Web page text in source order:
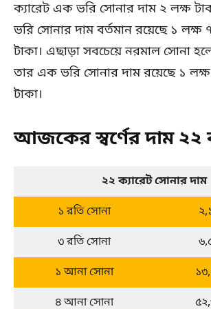
ক্যারেট এক ভরি সোনার দাম ২ লক্ষ
ভরি সোনার দাম বর্তমান রয়েছে ১ লক্ষ
টাকা। এছাড়া সবচেয়ে নরমাল সোনা
তার এক ভরি সোনার দাম রয়েছে ১
টাকা।
আজকের স্বর্ণের দাম ২২
২২ ক্যারেট সোনার দাম
১ রতি সোনা
৩ রতি সোনা
১ আনা সোনা
৪ আনা সোনা